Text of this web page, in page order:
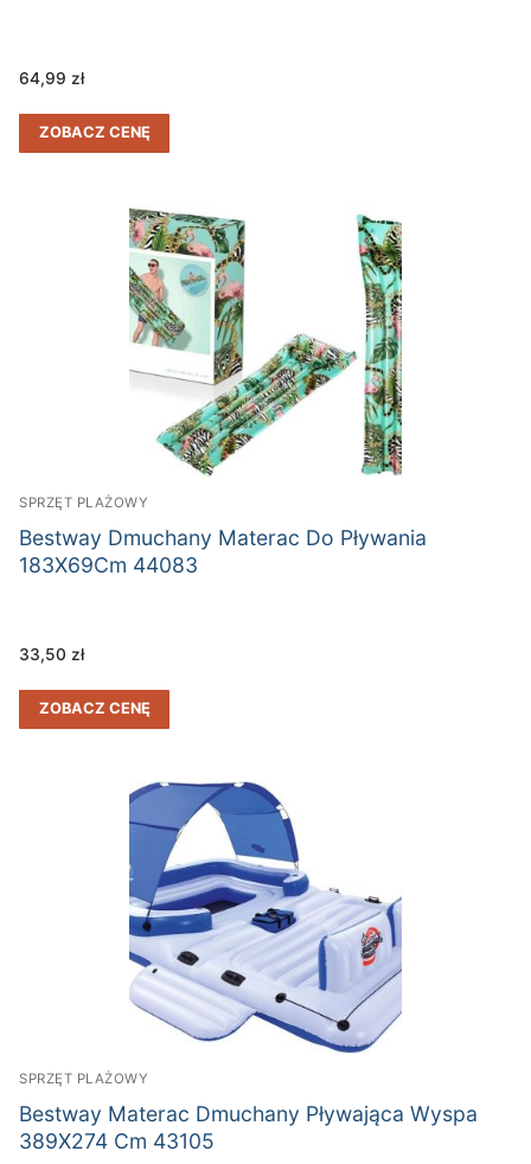
64,99 zł
ZOBACZ CENĘ
SPRZĘT PLAŻOWY
Bestway Dmuchany Materac Do Pływania
183X69Cm 44083
33,50 zł
ZOBACZ CENĘ
SPRZĘT PLAŻOWY
Bestway Materac Dmuchany Pływająca Wyspa
389X274 Cm 43105